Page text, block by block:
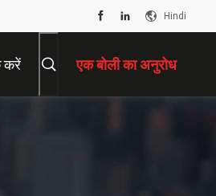
Hindi
करें एक बोली का अनुरोध